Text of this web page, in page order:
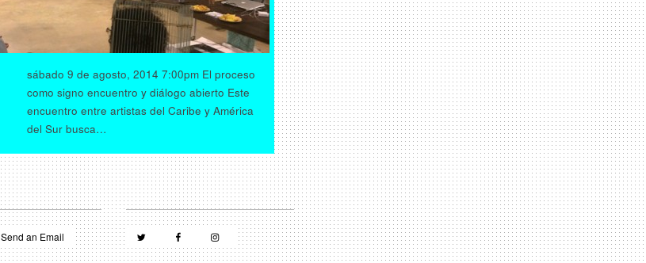
sábado 9 de agosto, 2014 7:00pm El proceso
como signo encuentro y diálogo abierto Este
encuentro entre artistas del Caribe y América
del Sur busca…
Send an Email